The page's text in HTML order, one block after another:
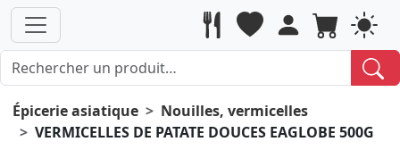
Épicerie asiatique
Nouilles, vermicelles
VERMICELLES DE PATATE DOUCES EAGLOBE 500G